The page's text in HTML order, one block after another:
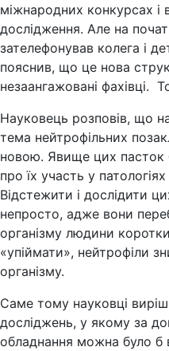
міжнародних конкурсах і
дослідження. Але на
зателефонував колега і
пояснив, що це нова
незаангажовані фахівці.
Науковець розповів, що
тема нейтрофільних
новою. Явище цих пасток
про їх участь у
Відстежити і дослідити
непросто, адже вони
організму людини
«упіймати», нейтрофіли
організму.
Саме тому науковці
досліджень, у якому за
обладнання можна було б